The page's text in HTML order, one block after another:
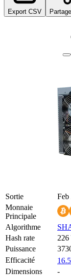
Export CSV
Sortie
Feb
Monnaie
Principale
Algorithme
Hash rate
226
Puissance
Efficacité
Dimensions
-